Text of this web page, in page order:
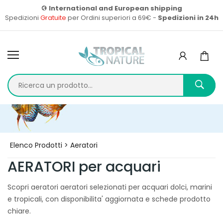
International and European shipping
Spedizioni Gratuite per Ordini superiori a 69€ - Spedizioni in 24h
Home Prodotti
Elenco Prodotti > Aeratori
AERATORI per acquari
Scopri aeratori aeratori selezionati per acquari dolci, marini
e tropicali, con disponibilita' aggiornata e schede prodotto
chiare.